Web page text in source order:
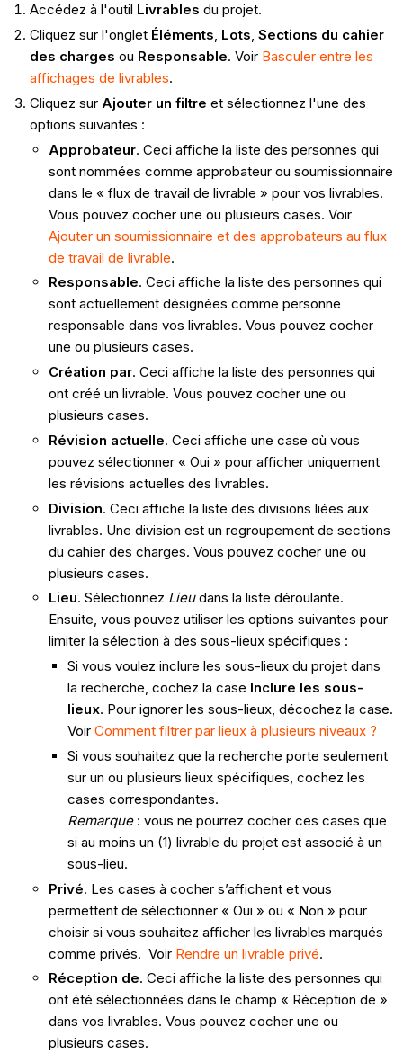
Accédez à l'outil Livrables du projet.
Cliquez sur l'onglet Éléments, Lots, Sections du cahier
des charges ou Responsable. Voir Basculer entre les
affichages de livrables.
Cliquez sur Ajouter un filtre et sélectionnez l'une des
options suivantes :
Approbateur. Ceci affiche la liste des personnes qui
sont nommées comme approbateur ou soumissionnaire
dans le « flux de travail de livrable » pour vos livrables.
Vous pouvez cocher une ou plusieurs cases. Voir
Ajouter un soumissionnaire et des approbateurs au flux
de travail de livrable.
Responsable. Ceci affiche la liste des personnes qui
sont actuellement désignées comme personne
responsable dans vos livrables. Vous pouvez cocher
une ou plusieurs cases.
Création par. Ceci affiche la liste des personnes qui
ont créé un livrable. Vous pouvez cocher une ou
plusieurs cases.
Révision actuelle. Ceci affiche une case où vous
pouvez sélectionner « Oui » pour afficher uniquement
les révisions actuelles des livrables.
Division. Ceci affiche la liste des divisions liées aux
livrables. Une division est un regroupement de sections
du cahier des charges. Vous pouvez cocher une ou
plusieurs cases.
Lieu. Sélectionnez Lieudans la liste déroulante.
Ensuite, vous pouvez utiliser les options suivantes pour
limiter la sélection à des sous-lieux spécifiques :
Si vous voulez inclure les sous-lieux du projet dans
la recherche, cochez la case Inclure les sous-
lieux. Pour ignorer les sous-lieux, décochez la case.
Voir Comment filtrer par lieux à plusieurs niveaux ?
Si vous souhaitez que la recherche porte seulement
sur un ou plusieurs lieux spécifiques, cochez les
cases correspondantes.
Remarque: vous ne pourrez cocher ces cases que
si au moins un (1) livrable du projet est associé à un
sous-lieu.
Privé. Les cases à cocher s’affichent et vous
permettent de sélectionner « Oui » ou « Non » pour
choisir si vous souhaitez afficher les livrables marqués
comme privés. Voir Rendre un livrable privé.
Réception de. Ceci affiche la liste des personnes qui
ont été sélectionnées dans le champ « Réception de »
dans vos livrables. Vous pouvez cocher une ou
plusieurs cases.